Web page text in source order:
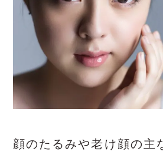
顔のたるみや老け顔の主